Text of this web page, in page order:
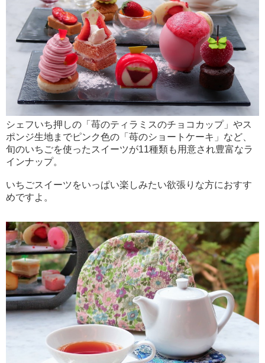
シェフいち押しの「苺のティラミスのチョコカップ」やス
ポンジ生地までピンク色の「苺のショートケーキ」など、
旬のいちごを使ったスイーツが11種類も用意され豊富なラ
インナップ。
いちごスイーツをいっぱい楽しみたい欲張りな方におすす
めですよ。